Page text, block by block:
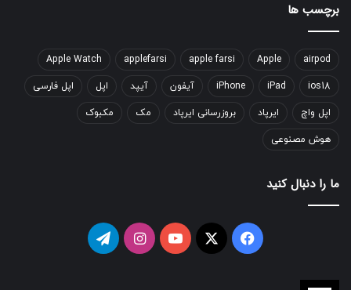
برچسب ها
airpod
Apple
apple farsi
applefarsi
Apple Watch
ios18
iPad
iPhone آیفون آیپد اپل اپل فارسی
اپل واچ ایرپاد بروزرسانی ایرپاد مک مکبوک
هوش مصنوعی
ما را دنبال کنید
فیسبوکایکس یوتیوباینستاگرامتلگرام